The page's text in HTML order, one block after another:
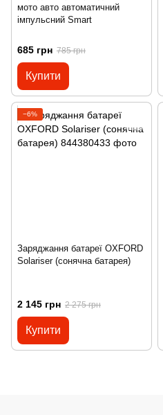
мото авто автоматичний
імпульсний Smart
685 грн 785 грн
Купити
−6%
Заряджання батареї OXFORD
Solariser (сонячна батарея)
2 145 грн 2 275 грн
Купити